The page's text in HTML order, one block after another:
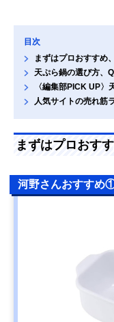
目次
まずはプロおすすめ
天ぷら鍋の選び方、
〈編集部PICK UP
人気サイトの売れ筋
まずはプロおす
河野さんおすすめ